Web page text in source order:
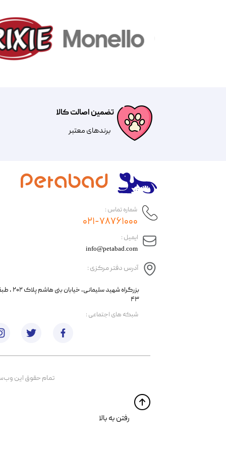
تضمین اصالت کالا
​​برندهای معتبر​​​​​​​
​ایمیل :
آدرس دفتر مرکزی :
info@petabad.com
​​بزرگراه شهید
۴۳
شماره تماس :
۰۲۱-۷۸۷۶۱۰۰۰
تمام حقوق اين
​​رفتن به بالا
​شبکه های اجتماعی :